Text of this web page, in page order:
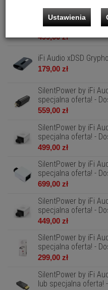
iFi Audio iUSB 3.0
Dostawa 0zł!
499,00 zł
iFi Audio xDSD
179,00 zł
SilentPower by iFi
specjalna oferta! -
559,00 zł
SilentPower by iFi
specjalna oferta! -
499,00 zł
SilentPower by iFi
specjalna oferta! -
699,00 zł
SilentPower by iFi
specjalna oferta! -
449,00 zł
SilentPower by iFi
specjalna oferta! -
299,00 zł
SilentPower by iFi
lub specjalna oferta! -
Ustawienia